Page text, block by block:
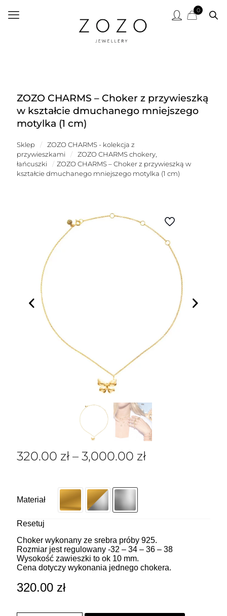
0
ZOZO CHARMS – Choker z przywieszką
w kształcie dmuchanego mniejszego
motylka (1 cm)
Sklep /
ZOZO CHARMS - kolekcja z
przywieszkami
/
ZOZO CHARMS chokery,
łańcuszki
/ ZOZO CHARMS – Choker z przywieszką w
kształcie dmuchanego mniejszego motylka (1 cm)
320.00 zł – 3,000.00 zł
Materiał
Resetuj
Choker wykonany ze srebra próby 925.
Rozmiar jest regulowany -32 – 34 – 36 – 38
Wysokość zawieszki to ok 10 mm.
Cena dotyczy wykonania jednego chokera.
320.00 zł